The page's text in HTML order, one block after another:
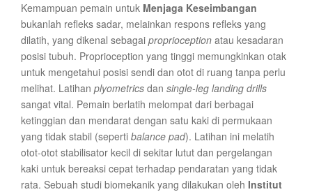
Kemampuan pemain untuk Menjaga Keseimbangan
bukanlah refleks sadar, melainkan respons refleks yang
dilatih, yang dikenal sebagai proprioception atau kesadaran
posisi tubuh. Proprioception yang tinggi memungkinkan otak
untuk mengetahui posisi sendi dan otot di ruang tanpa perlu
melihat. Latihan plyometrics dan single-leg landing drills
sangat vital. Pemain berlatih melompat dari berbagai
ketinggian dan mendarat dengan satu kaki di permukaan
yang tidak stabil (seperti balance pad). Latihan ini melatih
otot-otot stabilisator kecil di sekitar lutut dan pergelangan
kaki untuk bereaksi cepat terhadap pendaratan yang tidak
rata. Sebuah studi biomekanik yang dilakukan oleh Institut